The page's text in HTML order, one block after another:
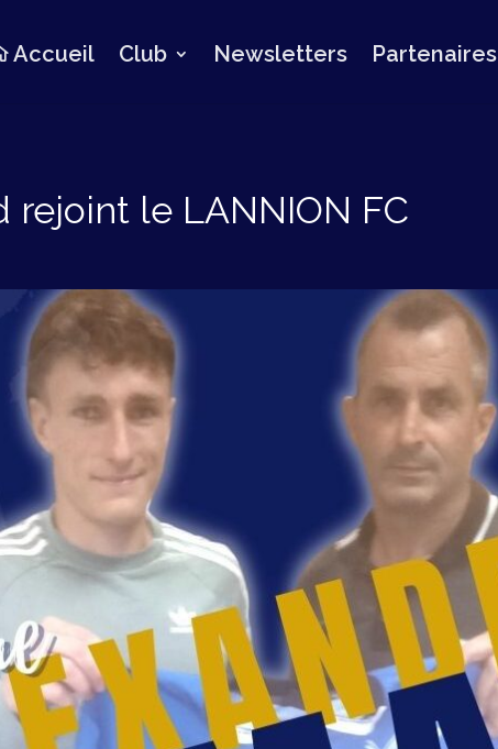
Accueil Club Newsletters Partenaires
rejoint le LANNION FC